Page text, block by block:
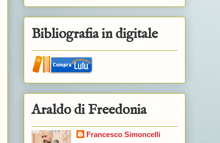
Bibliografia in digitale
Araldo di Freedonia
Francesco Simoncelli